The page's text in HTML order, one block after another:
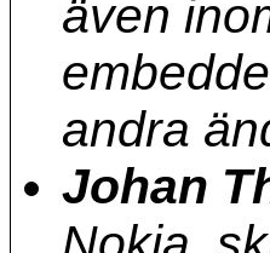
även
andra
Johan